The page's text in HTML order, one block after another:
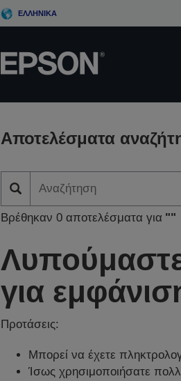
ΕΛΛΗΝΙΚΆ
Αποτελέσματα
Βρέθηκαν 0 αποτελέσματα για ""
για
Προτάσεις:
Μπορεί να έχετε
Ίσως χρησιμοποιήσατε